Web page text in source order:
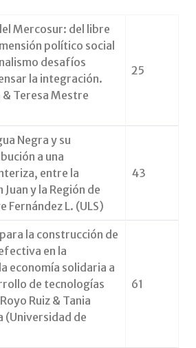
Mercosur: del libre
político social
desafíos
la integración.
Teresa Mestre
25
Negra y su
a una
entre la
y la Región de
Fernández L. (ULS)
43
la construcción de
en la
economía solidaria a
de tecnologías
Ruiz & Tania
(Universidad de
61